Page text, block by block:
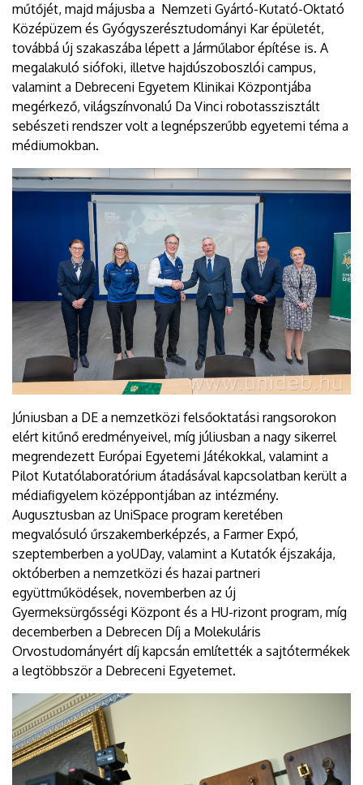
műtőjét, majd májusba a Nemzeti Gyártó-Kutató-Oktató
Középüzem és Gyógyszerésztudományi Kar épületét,
továbbá új szakaszába lépett a Járműlabor építése is. A
megalakuló siófoki, illetve hajdúszoboszlói campus,
valamint a Debreceni Egyetem Klinikai Központjába
megérkező, világszínvonalú Da Vinci robotasszisztált
sebészeti rendszer volt a legnépszerűbb egyetemi téma a
médiumokban.
Júniusban a DE a nemzetközi felsőoktatási rangsorokon
elért kitűnő eredményeivel, míg júliusban a nagy sikerrel
megrendezett Európai Egyetemi Játékokkal, valamint a
Pilot Kutatólaboratórium átadásával kapcsolatban került a
médiafigyelem középpontjában az intézmény.
Augusztusban az UniSpace program keretében
megvalósuló űrszakemberképzés, a Farmer Expó,
szeptemberben a yoUDay, valamint a Kutatók éjszakája,
októberben a nemzetközi és hazai partneri
együttműködések, novemberben az új
Gyermeksürgősségi Központ és a HU-rizont program, míg
decemberben a Debrecen Díj a Molekuláris
Orvostudományért díj kapcsán említették a sajtótermékek
a legtöbbször a Debreceni Egyetemet.